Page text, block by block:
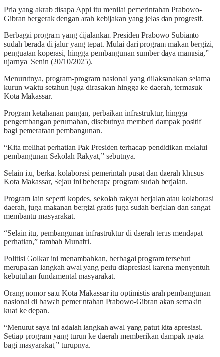
Pria yang akrab disapa Appi itu menilai pemerintahan Prabowo-
Gibran bergerak dengan arah kebijakan yang jelas dan progresif.
Berbagai program yang dijalankan Presiden Prabowo Subianto
sudah berada di jalur yang tepat. Mulai dari program makan bergizi,
penguatan koperasi, hingga pembangunan sumber daya manusia,”
ujarnya, Senin (20/10/2025).
Menurutnya, program-program nasional yang dilaksanakan selama
kurun waktu setahun juga dirasakan hingga ke daerah, termasuk
Kota Makassar.
Program ketahanan pangan, perbaikan infrastruktur, hingga
pengembangan perumahan, disebutnya memberi dampak positif
bagi pemerataan pembangunan.
“Kita melihat perhatian Pak Presiden terhadap pendidikan melalui
pembangunan Sekolah Rakyat,” sebutnya.
Selain itu, berkat kolaborasi pemerintah pusat dan daerah khusus
Kota Makassar, Sejau ini beberapa program sudah berjalan.
Program lain seperti kopdes, sekolah rakyat berjalan atau kolaborasi
daerah, juga makanan bergizi gratis juga sudah berjalan dan sangat
membantu masyarakat.
“Selain itu, pembangunan infrastruktur di daerah terus mendapat
perhatian,” tambah Munafri.
Politisi Golkar ini menambahkan, berbagai program tersebut
merupakan langkah awal yang perlu diapresiasi karena menyentuh
kebutuhan fundamental masyarakat.
Orang nomor satu Kota Makassar itu optimistis arah pembangunan
nasional di bawah pemerintahan Prabowo-Gibran akan semakin
kuat ke depan.
“Menurut saya ini adalah langkah awal yang patut kita apresiasi.
Setiap program yang turun ke daerah memberikan dampak nyata
bagi masyarakat,” turupnya.